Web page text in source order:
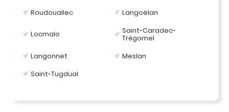
Roudouallec
Langoëlan
Locmalo Saint-Caradec-
Trégomel
Langonnet
Meslan
Saint-Tugdual